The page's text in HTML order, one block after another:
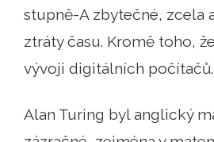
stupně-A zbytečné, zcela
ztráty času. Kromě toho,
vývoji digitálních počítačů.
Alan Turing byl anglický